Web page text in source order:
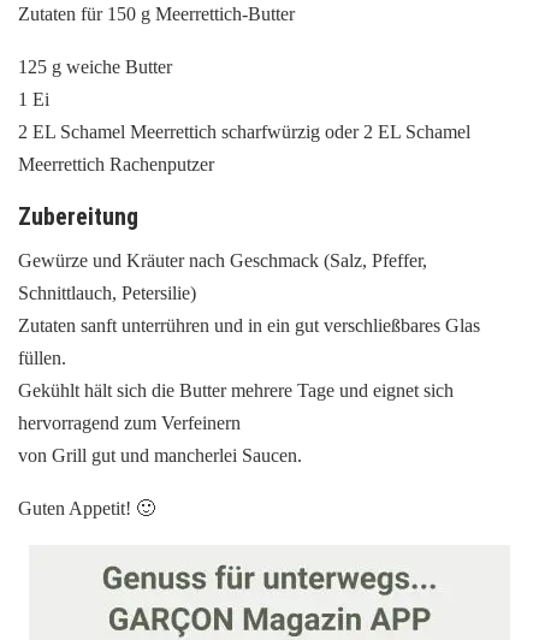
Zutaten für 150 g Meerrettich-Butter
125 g weiche Butter
1 Ei
2 EL Schamel Meerrettich scharfwürzig oder 2 EL Schamel
Meerrettich Rachenputzer
Zubereitung
Gewürze und Kräuter nach Geschmack (Salz, Pfeffer,
Schnittlauch, Petersilie)
Zutaten sanft unterrühren und in ein gut verschließbares Glas
füllen.
Gekühlt hält sich die Butter mehrere Tage und eignet sich
hervorragend zum Verfeinern
von Grill gut und mancherlei Saucen.
Guten Appetit! 🙂